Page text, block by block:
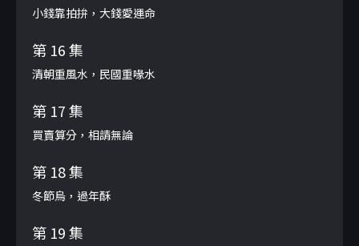
小錢靠拍拚，大錢愛運命
第 16 集
清朝重風水，民國重喙水
第 17 集
買賣算分，相請無論
第 18 集
冬節烏，過年酥
第 19 集